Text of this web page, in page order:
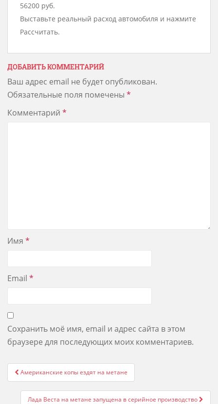
56200 руб.
Выставьте реальный расход автомобиля и нажмите
Рассчитать.
ДОБАВИТЬ КОММЕНТАРИЙ
Ваш адрес email не будет опубликован.
Обязательные поля помечены *
Комментарий *
Имя *
Email *
Сохранить моё имя, email и адрес сайта в этом
браузере для последующих моих комментариев.
Post
navigation
Американские копы ездят на метане
Лада Веста на метане запущена в серийное производство